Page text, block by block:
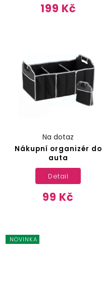
199 Kč
Nákupní organizér do
auta
Na dotaz
99 Kč
Detail
NOVINKA